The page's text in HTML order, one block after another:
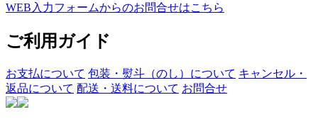
WEB入力フォームからのお問合せはこちら
ご利用ガイド
お支払について 包装・熨斗（のし）について キャンセル・
返品について 配送・送料について お問合せ